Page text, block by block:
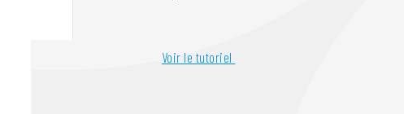
Voir le tutoriel